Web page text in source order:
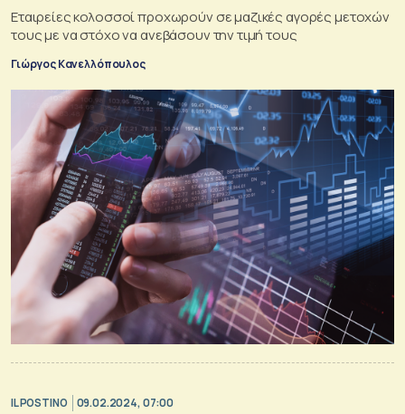
Εταιρείες κολοσσοί προχωρούν σε μαζικές αγορές μετοχών
τους με να στόχο να ανεβάσουν την τιμή τους
Γιώργος Κανελλόπουλος
IL POSTINO 09.02.2024, 07:00